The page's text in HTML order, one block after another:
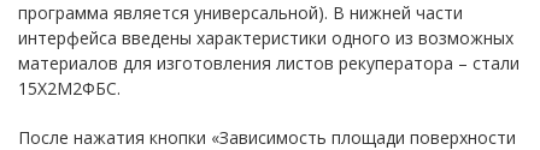
программа является универсальной). В нижней части
интерфейса введены характеристики одного из возможных
материалов для изготовления листов рекуператора – стали
15Х2М2ФБС.
После нажатия кнопки «Зависимость площади поверхности